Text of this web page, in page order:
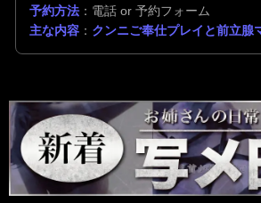
予約方法 ：電話 or 予約フォーム
主な内容 ： クンニご奉仕プレイと前立腺